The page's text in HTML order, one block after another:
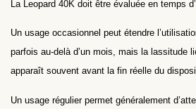
La Leopard 40K doit être évaluée en temps
Un usage occasionnel peut étendre
parfois au-delà d’un mois, mais la lassitude
apparaît souvent avant la fin réelle du
Un usage régulier permet généralement